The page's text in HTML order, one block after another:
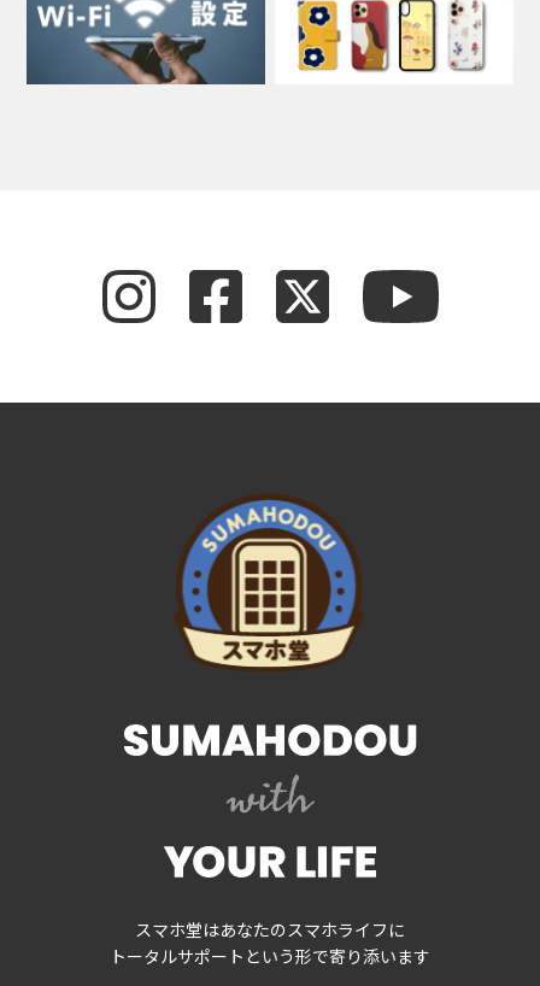
スマホ堂はあなたのスマホライフに
トータルサポートという形で寄り添います